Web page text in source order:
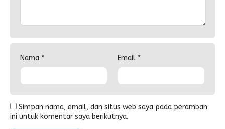
Nama * Email *
Simpan nama, email, dan situs web saya pada peramban
ini untuk komentar saya berikutnya.